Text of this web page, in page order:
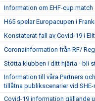
Information om EHF-cup match
H65 spelar Europacupen i
Konstaterat fall av Covid-19 i
Coronainformation från RF/
Stötta klubben i ditt hjärta - bli
Information till våra Partners
tillåtna publikscenarier vid
Covid-19 information gällande